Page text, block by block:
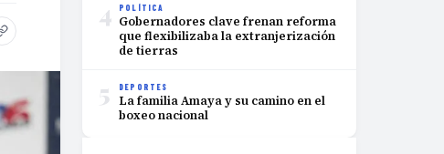
4 POLÍTICA
Gobernadores clave frenan reforma
que flexibilizaba la extranjerización
de tierras
5 DEPORTES
La familia Amaya y su camino en el
boxeo nacional